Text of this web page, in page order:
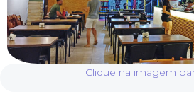
Clique na imagem